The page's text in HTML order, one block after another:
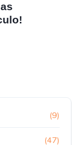
(9)
(47)